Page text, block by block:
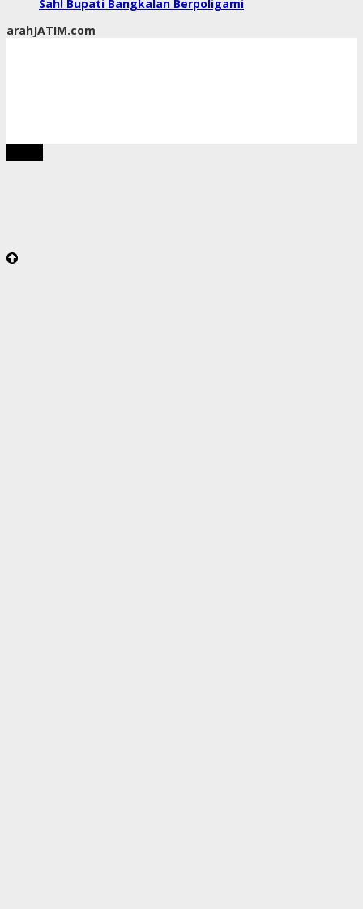
Sah! Bupati Bangkalan Berpoligami
arahJATIM.com